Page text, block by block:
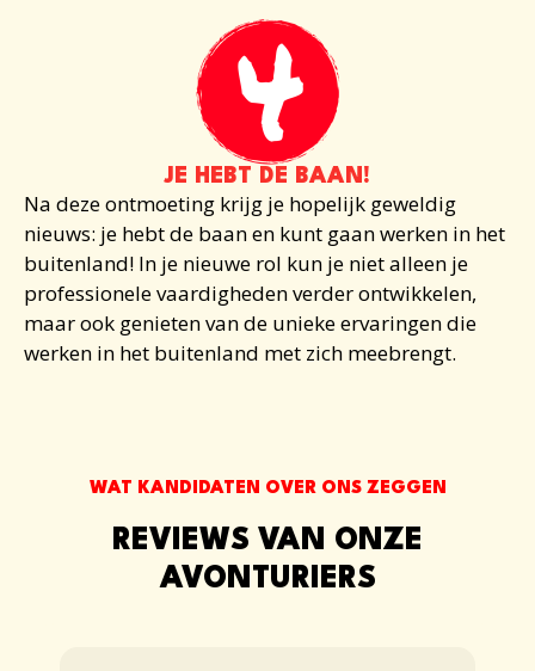
JE HEBT DE BAAN!
Na deze ontmoeting krijg je hopelijk geweldig
nieuws: je hebt de baan en kunt gaanwerken in het
buitenland! In je nieuwe rol kun je niet alleen je
professionele vaardigheden verder ontwikkelen,
maar ook genieten van de unieke ervaringen die
werken in het buitenland met zich meebrengt.
WAT KANDIDATEN OVER ONS ZEGGEN
REVIEWS VAN ONZE
AVONTURIERS